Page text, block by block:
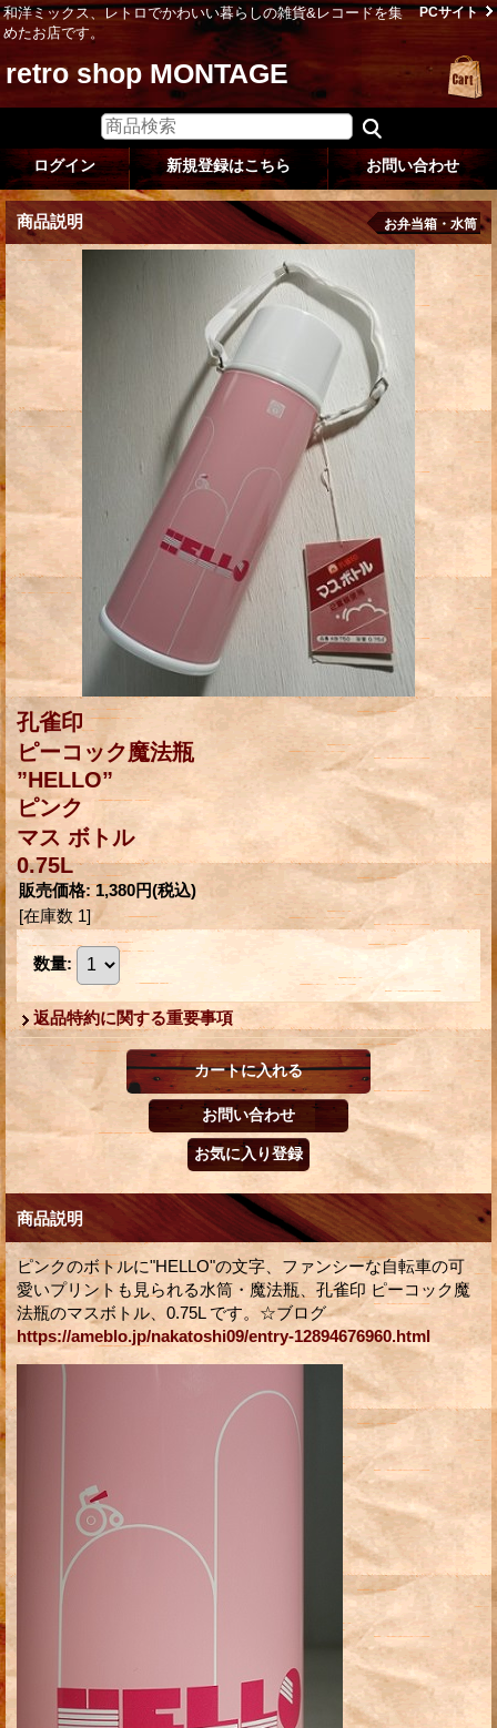
和洋ミックス、レトロでかわいい暮らしの雑貨&レコードを集
めたお店です。
PCサイト
retro shop MONTAGE
ログイン 新規登録はこちら お問い合わせ
商品説明 お弁当箱・水筒
孔雀印
ピーコック魔法瓶
”HELLO”
ピンク
マス ボトル
0.75L
販売価格: 1,380円(税込)
[在庫数 1]
数量:
返品特約に関する重要事項
商品説明
ピンクのボトルに"HELLO"の文字、ファンシーな自転車の可
愛いプリントも見られる水筒・魔法瓶、孔雀印 ピーコック魔
法瓶のマスボトル、0.75L です。☆ブログ
https://ameblo.jp/nakatoshi09/entry-12894676960.html